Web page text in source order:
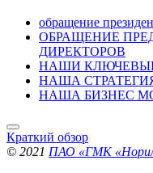
обращение
ОБРАЩЕНИЕ
ДИРЕКТОРОВ
НАШИ
НАША
НАША БИЗНЕС
Краткий обзор
© 2021 ПАО «ГМК